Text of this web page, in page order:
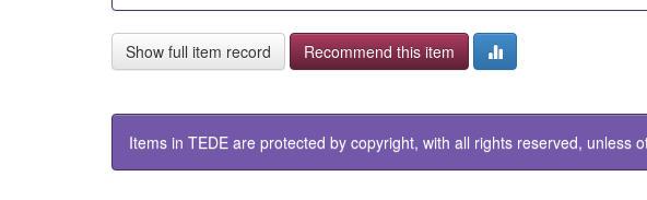
Show full item record Recommend this item
Items in TEDE are protected by copyright, with all rights reserved, unless